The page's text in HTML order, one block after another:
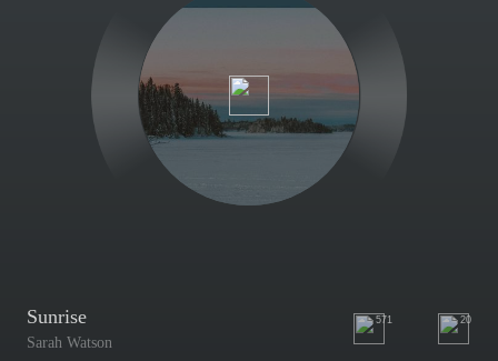
Sunrise
Sarah Watson
571 20